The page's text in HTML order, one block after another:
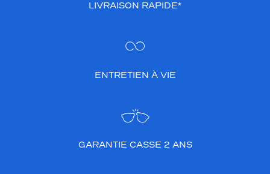
LIVRAISON RAPIDE*
ENTRETIEN À VIE
GARANTIE CASSE 2 ANS